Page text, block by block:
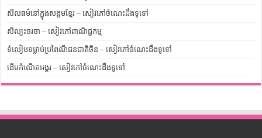
សីលធម៌នៅក្នុងសង្គមខ្មែរ – សៀវភៅចំណេះដឹងទូទៅ
សិល្បះចរចា – សៀវភៅពាណិជ្ជកម្ម
ទំលៀមទម្លាប់ប្រពៃណីជនជាតិចិន – សៀវភៅចំណេះដឹងទូទៅ
ដើមកំណើតអង្គរ – សៀវភៅចំណេះដឹងទូទៅ